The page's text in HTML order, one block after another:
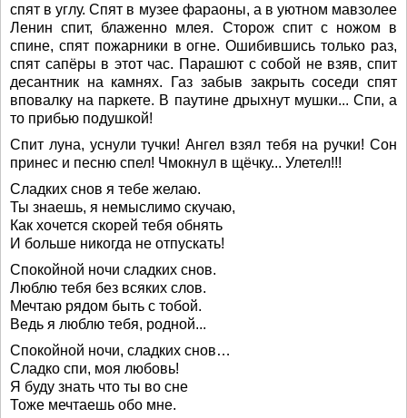
спят в углу. Спят в музее фараоны, а в уютном мавзолее
Ленин спит, блаженно млея. Сторож спит с ножом в
спине, спят пожарники в огне. Ошибившись только раз,
спят сапёры в этот час. Парашют с собой не взяв, спит
десантник на камнях. Газ забыв закрыть соседи спят
вповалку на паркете. В паутине дрыхнут мушки... Спи, а
то прибью подушкой!
Спит луна, уснули тучки! Ангел взял тебя на ручки! Сон
принес и песню спел! Чмокнул в щёчку... Улетел!!!
Сладких снов я тебе желаю.
Ты знаешь, я немыслимо скучаю,
Как хочется скорей тебя обнять
И больше никогда не отпускать!
Спокойной ночи сладких снов.
Люблю тебя без всяких слов.
Мечтаю рядом быть с тобой.
Ведь я люблю тебя, родной...
Спокойной ночи, сладких снов…
Сладко спи, моя любовь!
Я буду знать что ты во сне
Тоже мечтаешь обо мне.